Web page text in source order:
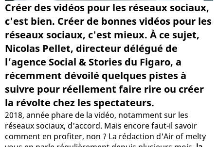
Créer des vidéos pour les réseaux sociaux,
c'est bien. Créer de bonnes vidéos pour les
réseaux sociaux, c'est mieux. À ce sujet,
Nicolas Pellet, directeur délégué de
l’agence Social & Stories du Figaro, a
récemment dévoilé quelques pistes à
suivre pour réellement faire rire ou créer
la révolte chez les spectateurs.
2018, année phare de la vidéo, notamment sur les
réseaux sociaux, d'accord. Mais encore faut-il savoir
comment en profiter, non ? La rédaction d'Air of melty